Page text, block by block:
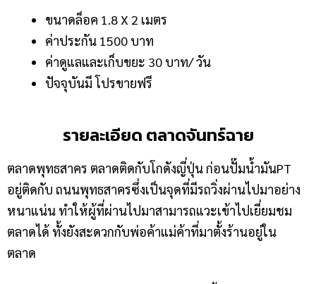
ขนาดล็อค 1.8 X 2 เมตร
ค่าประกัน 1500 บาท
ค่าดูแลและเก็บขยะ 30 บาท/ วัน
ปัจจุบันมี โปรขายฟรี
รายละเอียด ตลาดจันทร์ฉาย
ตลาดพุทธสาคร ตลาดติดกับโกดังญี่ปุ่น ก่อนปั๊มน้ำมันPT
อยู่ติดกับ ถนนพุทธสาครซึ่งเป็นจุดที่มีรถวิ่งผ่านไปมาอย่าง
หนาแน่น ทำให้ผู้ที่ผ่านไปมาสามารถแวะเข้าไปเยี่ยมชม
ตลาดได้ ทั้งยังสะดวกกับพ่อค้าแม่ค้าที่มาตั้งร้านอยู่ใน
ตลาด